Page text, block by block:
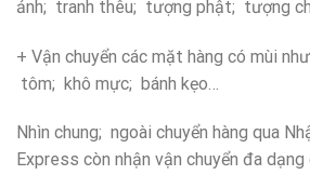
ảnh; tranh thêu; tượng phật; tượng
+ Vận chuyển các mặt hàng có mùi
tôm; khô mực; bánh kẹo…
Nhìn chung; ngoài chuyển hàng qua
Express còn nhận vận chuyển đa